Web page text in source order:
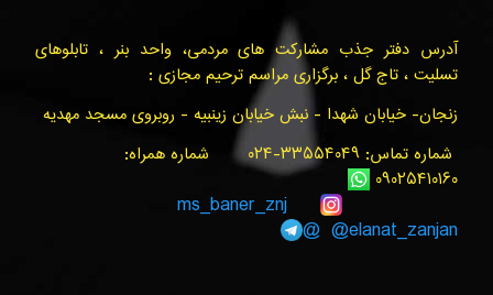
آدرس دفتر جذب مشارکت های مردمی، واحد بنر ، تابلوهای
تسلیت ، تاج گل ، برگزاری مراسم ترحیم مجازی :
زنجان- خیابان شهدا - نبش خیابان زینبیه - روبروی مسجد مهدیه
شماره تماس: ۳۳۵۵۴۰۴۹-۰۲۴ شماره همراه:
۰۹۰۲۵۴۱۰۱۶۰
ms_baner_znj
@elanat_zanjan@